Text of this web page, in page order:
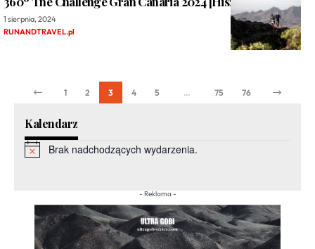
1 sierpnia, 2024
RUNANDTRAVEL.pl
1 2 3 4 5 … 75 76
Kalendarz
Powiadomienie
Brak nadchodzących wydarzenia.
- Reklama -